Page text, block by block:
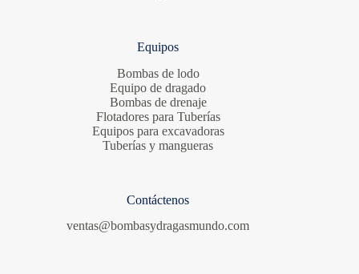
Equipos
Bombas de lodo
Equipo de dragado
Bombas de drenaje
Flotadores para Tuberías
Equipos para excavadoras
Tuberías y mangueras
Contáctenos
ventas@bombasydragasmundo.com